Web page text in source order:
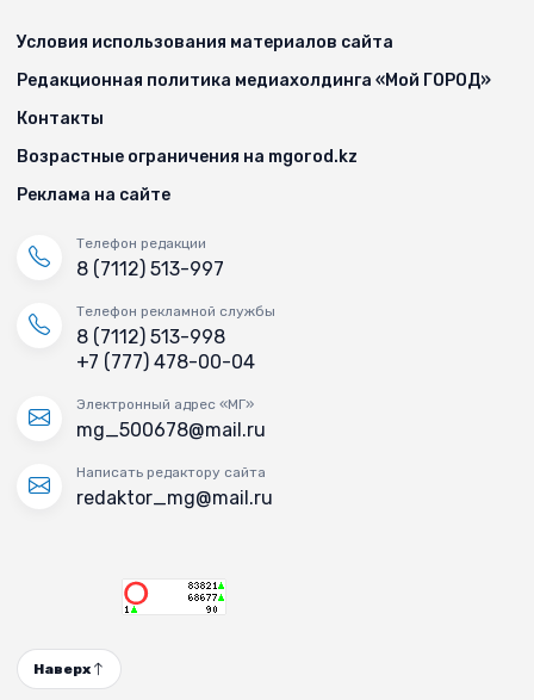
Условия использования материалов сайта
Редакционная политика медиахолдинга «Мой ГОРОД»
Контакты
Возрастные ограничения на mgorod.kz
Реклама на сайте
Телефон редакции
8 (7112) 513-997
Телефон рекламной службы
8 (7112) 513-998
+7 (777) 478-00-04
Электронный адрес «МГ»
mg_500678@mail.ru
Написать редактору сайта
redaktor_mg@mail.ru
Наверх